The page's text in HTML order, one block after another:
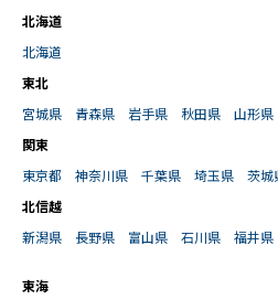
北海道
北海道
東北
宮城県
青森県 岩手県 秋田県 山形県
関東
東京都
神奈川県 千葉県 埼玉県 茨城
北信越
新潟県
長野県 富山県 石川県 福井県
東海